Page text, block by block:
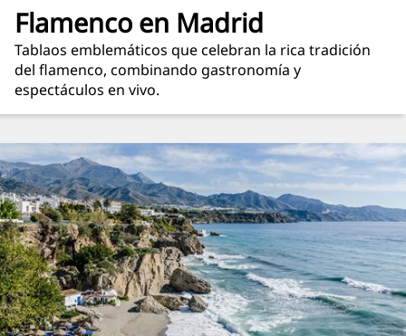
Flamenco en Madrid
Tablaos emblemáticos que celebran la rica tradición
del flamenco, combinando gastronomía y
espectáculos en vivo.